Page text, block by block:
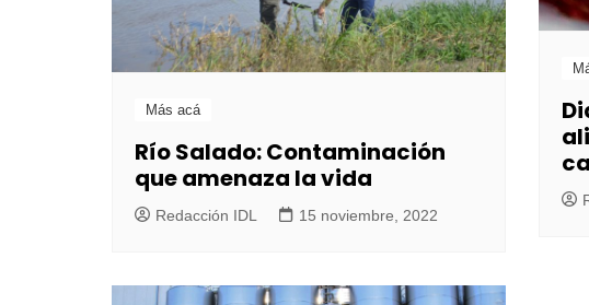
Más acá
Río Salado: Contaminación
que amenaza la vida
Redacción IDL 15 noviembre, 2022